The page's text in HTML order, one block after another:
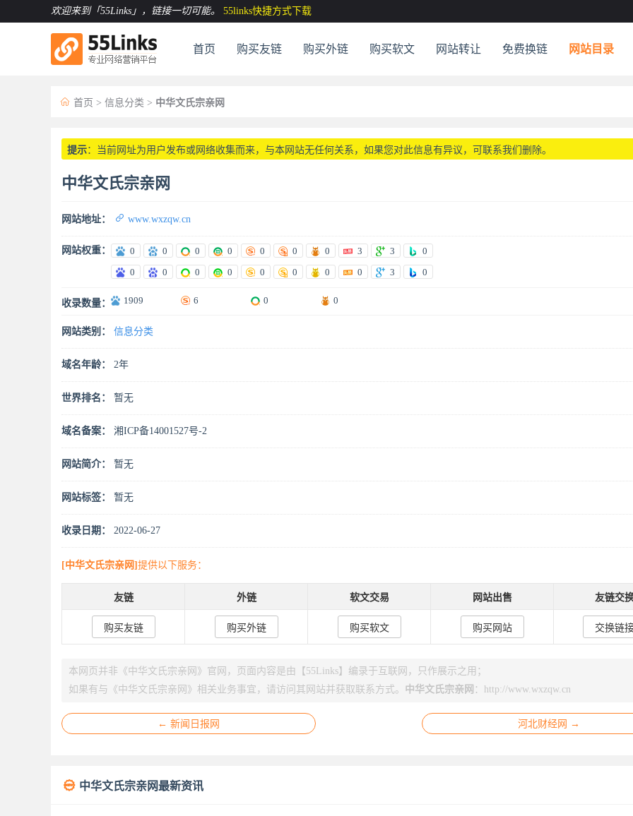
欢迎来到「55Links」 ，链接一切可能。 55links快捷方式下载
首页 购买友链 购买外链 购买软文 网站转让 免费换链 网站目录
 首页 > 信息分类 > 中华文氏宗亲网
提示：当前网址为用户发布或网络收集而来，与本网站无任何关系，如果您对此信息有异议，可联系我们删除。
中华文氏宗亲网
网站地址：  www.wxzqw.cn
网站权重： 0 0 0 0 0 0 0 3 3
0
0
0 0 0 0 0 0 0 3 0
收录数量： 1909 6 0 0
网站类别： 信息分类
域名年龄： 2年
世界排名： 暂无
域名备案： 湘ICP备14001527号-2
网站简介： 暂无
网站标签： 暂无
收录日期： 2022-06-27
[中华文氏宗亲网] 提供以下服务：
友链 外链 软文交易 网站出售 友链交
购买友链 购买外链 购买软文 购买网站 交换链
本网页并非《中华文氏宗亲网》官网，页面内容是由【55Links】编录于互联网，只作展示之用；
如果有与《中华文氏宗亲网》相关业务事宜，请访问其网站并获取联系方式。 中华文氏宗亲网 ： http://www.wxzqw.cn
← 新闻日报网 河北财经网 →
 中华文氏宗亲网最新资讯